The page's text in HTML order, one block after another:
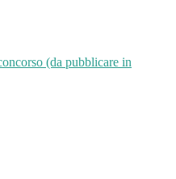
(da pubblicare in